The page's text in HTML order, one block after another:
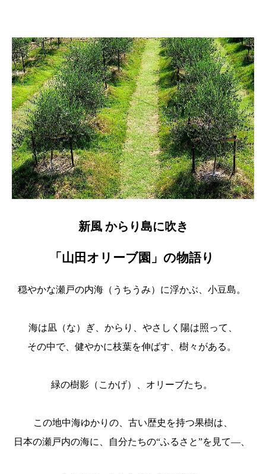
新風 からり島に吹き
「山田オリーブ園」の物語り
穏やかな瀬戸の内海（うちうみ）に浮かぶ、小豆島。
海は凪（な）ぎ、からり、やさしく陽は照って、
その中で、健やかに枝葉を伸ばす、樹々がある。
緑の樹影（こかげ）、オリーブたち。
この地中海ゆかりの、古い歴史を持つ果樹は、
日本の瀬戸内の海に、自分たちの“ふるさと”を見て―、